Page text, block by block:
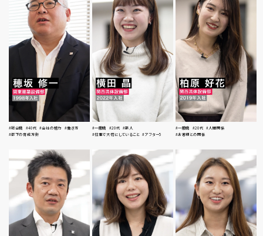
#総合職 #40代 #会社の魅力
#働き方
#部下の育成方針
#一般職 #20代
#新人
#仕事で大切にしていること #アフター5
#一般職 #20代
#人間関係
#お客様との関係